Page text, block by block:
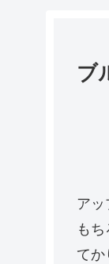
ブ
ア
も
て